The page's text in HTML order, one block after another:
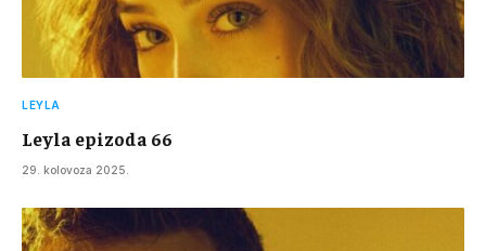
LEYLA
Leyla epizoda 66
29. kolovoza 2025.